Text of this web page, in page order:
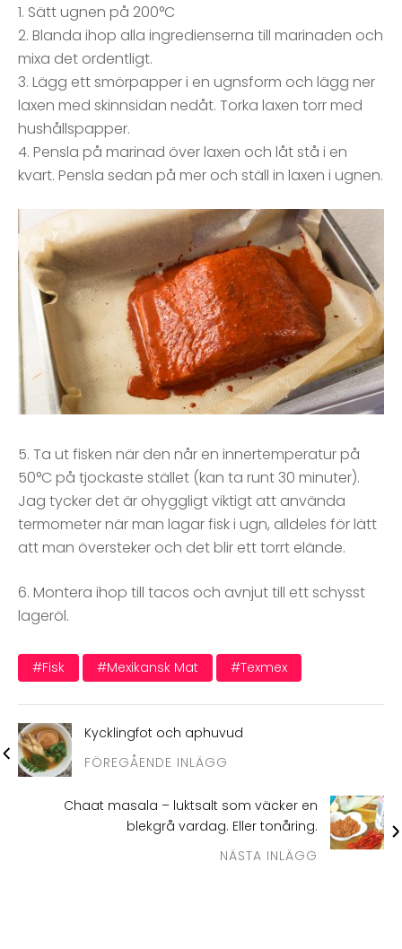
1. Sätt ugnen på 200°C
2. Blanda ihop alla ingredienserna till marinaden och
mixa det ordentligt.
3. Lägg ett smörpapper i en ugnsform och lägg ner
laxen med skinnsidan nedåt. Torka laxen torr med
hushållspapper.
4. Pensla på marinad över laxen och låt stå i en
kvart. Pensla sedan på mer och ställ in laxen i ugnen.
5. Ta ut fisken när den når en innertemperatur på
50°C på tjockaste stället (kan ta runt 30 minuter).
Jag tycker det är ohyggligt viktigt att använda
termometer när man lagar fisk i ugn, alldeles för lätt
att man översteker och det blir ett torrt elände.
6. Montera ihop till tacos och avnjut till ett schysst
lageröl.
#fisk #mexikansk Mat #texmex
Kycklingfot och aphuvud
FÖREGÅENDE INLÄGG
Chaat masala – luktsalt som väcker en
blekgrå vardag. Eller tonåring.
NÄSTA INLÄGG